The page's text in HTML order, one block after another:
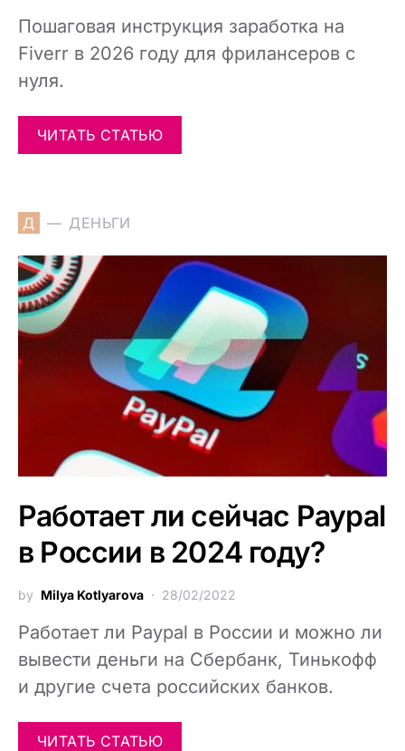
Пошаговая инструкция заработка на
Fiverr в 2026 году для фрилансеров с
нуля.
ЧИТАТЬ СТАТЬЮ
Д ДЕНЬГИ
Работает ли сейчас Paypal
в России в 2024 году?
by Milya Kotlyarova 28/02/2022
Работает ли Paypal в России и можно ли
вывести деньги на Сбербанк, Тинькофф
и другие счета российских банков.
ЧИТАТЬ СТАТЬЮ